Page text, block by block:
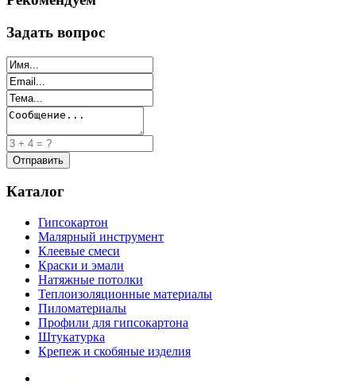
Задать вопрос
Каталог
Гипсокартон
Малярный инструмент
Клеевые смеси
Краски и эмали
Натяжные потолки
Теплоизоляционные материалы
Пиломатериалы
Профили для гипсокартона
Штукатурка
Крепеж и скобяные изделия